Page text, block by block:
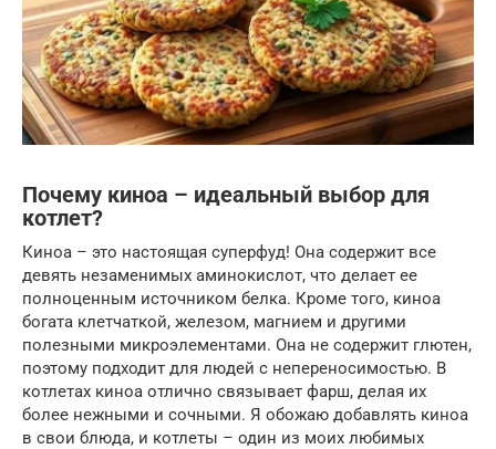
Почему киноа – идеальный выбор для
котлет?
Киноа – это настоящая суперфуд! Она содержит все
девять незаменимых аминокислот, что делает ее
полноценным источником белка. Кроме того, киноа
богата клетчаткой, железом, магнием и другими
полезными микроэлементами. Она не содержит глютен,
поэтому подходит для людей с непереносимостью. В
котлетах киноа отлично связывает фарш, делая их
более нежными и сочными. Я обожаю добавлять киноа
в свои блюда, и котлеты – один из моих любимых